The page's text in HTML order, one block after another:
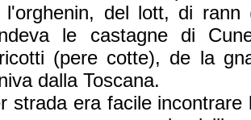
l'orghenin, del lott, di rann
le castagne di
(pere cotte), de la
dalla Toscana.
strada era facile